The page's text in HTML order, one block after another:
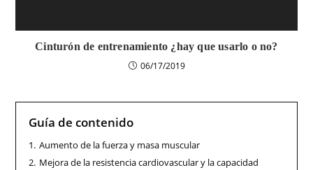
Cinturón de entrenamiento ¿hay que usarlo o no?
06/17/2019
Guía de contenido
1. Aumento de la fuerza y masa muscular
2. Mejora de la resistencia cardiovascular y la capacidad